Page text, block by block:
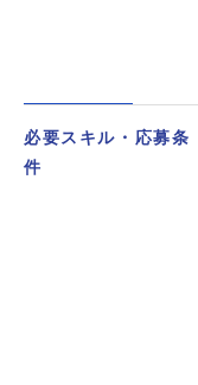
必要スキル・応募条
件